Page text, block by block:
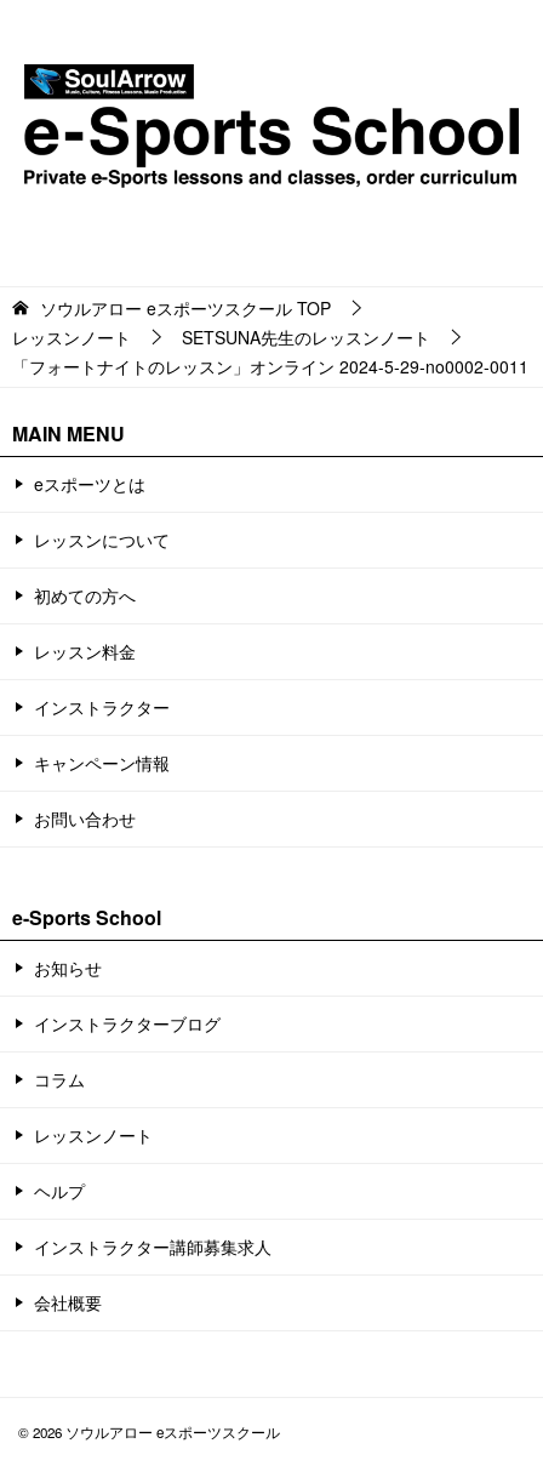
ソウルアロー eスポーツスクール TOP
レッスンノート
SETSUNA先生のレッスンノート
「フォートナイトのレッスン」オンライン 2024-5-29-no0002-0011
MAIN MENU
eスポーツとは
レッスンについて
初めての方へ
レッスン料金
インストラクター
キャンペーン情報
お問い合わせ
e-Sports School
お知らせ
インストラクターブログ
コラム
レッスンノート
ヘルプ
インストラクター講師募集求人
会社概要
© 2026 ソウルアロー eスポーツスクール